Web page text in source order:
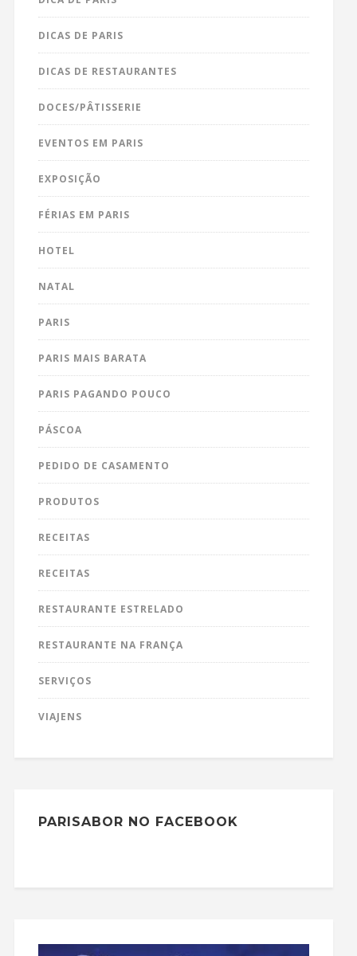
DICAS DE PARIS
DICAS DE RESTAURANTES
DOCES/PÂTISSERIE
EVENTOS EM PARIS
EXPOSIÇÃO
FÉRIAS EM PARIS
HOTEL
NATAL
PARIS
PARIS MAIS BARATA
PARIS PAGANDO POUCO
PÁSCOA
PEDIDO DE CASAMENTO
PRODUTOS
RECEITAS
RECEITAS
RESTAURANTE ESTRELADO
RESTAURANTE NA FRANÇA
SERVIÇOS
VIAJENS
PARISABOR NO FACEBOOK